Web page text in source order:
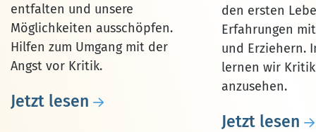
entfalten und unsere
Möglichkeiten ausschöpfen.
Hilfen zum Umgang mit der
Angst vor Kritik.
Jetzt lesen
den ersten
Erfahrungen
und Erziehern.
lernen wir
anzusehen.
Jetzt lesen